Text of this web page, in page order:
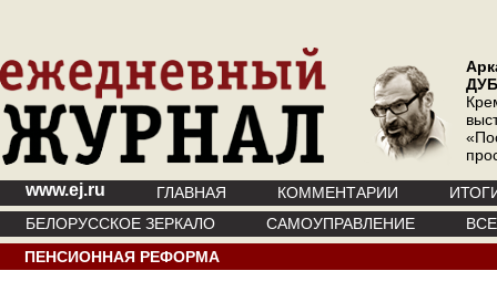
www.ej.ru ГЛАВНАЯ КОММЕНТАРИИ
БЕЛОРУССКОЕ ЗЕРКАЛО
САМОУПРАВЛЕНИЕ
ПЕНСИОННАЯ РЕФОРМА